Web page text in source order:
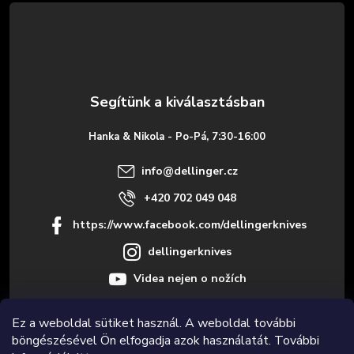
Ez a weboldal sütiket használ. A weboldal további
böngészésével Ön elfogadja azok használatát. További
á
Informace pro vás
Hanka & Nikola - Po-Pá, 7:30-16:00
info@dellinger.cz
+420 702 049 048
https://www.facebook.com/dellingerknives
dellingerknives
Videa nejen o nožích